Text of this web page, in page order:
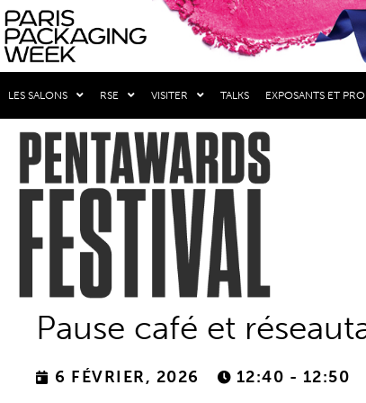
LES SALONS RSE VISITER TALKS EXPOSANTS ET
Pause café et
6 FÉVRIER, 2026 12:40 - 12:50